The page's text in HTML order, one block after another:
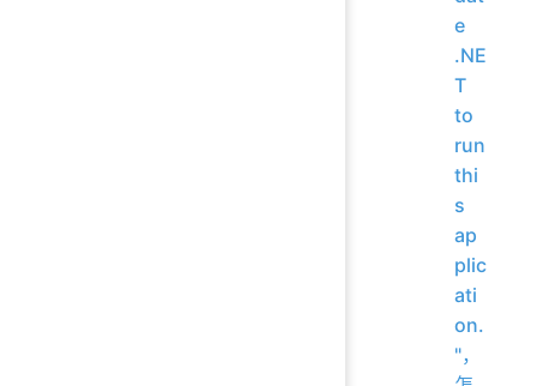
e
.NE
T
to
run
thi
s
ap
plic
ati
on.
"，